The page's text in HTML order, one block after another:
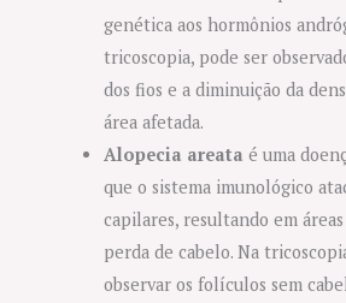
genética aos hormônios
tricoscopia, pode ser
dos fios e a diminuição da
área afetada.
Alopecia areata é uma
que o sistema imunológico
capilares, resultando em
perda de cabelo. Na
observar os folículos sem